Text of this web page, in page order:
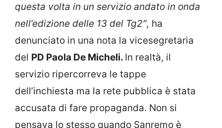
questa volta in un servizio andato in onda
nell’edizione delle 13 del Tg2″, ha
denunciato in una nota la vicesegretaria
del PD Paola De Micheli. In realtà, il
servizio ripercorreva le tappe
dell’inchiesta ma la rete pubblica è stata
accusata di fare propaganda. Non si
pensava lo stesso quando Sanremo è